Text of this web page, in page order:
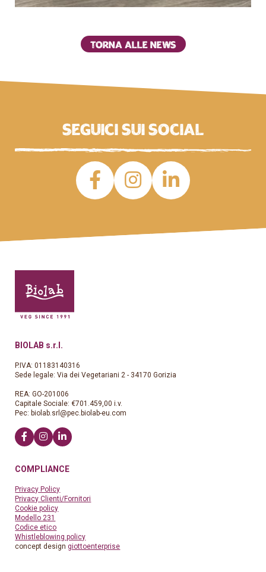
Torna alle news
Seguici sui social
BIOLAB s.r.l.
P.IVA: 01183140316
Sede legale: Via dei Vegetariani 2 - 34170 Gorizia
REA: GO-201006
Capitale Sociale: €701.459,00 i.v.
Pec: biolab.srl@pec.biolab-eu.com
COMPLIANCE
Privacy Policy
Privacy Clienti/Fornitori
Cookie policy
Modello 231
Codice etico
Whistleblowing policy
concept design giottoenterprise